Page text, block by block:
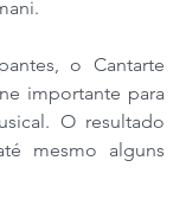
o Cantarte
importante para
O resultado
mesmo alguns